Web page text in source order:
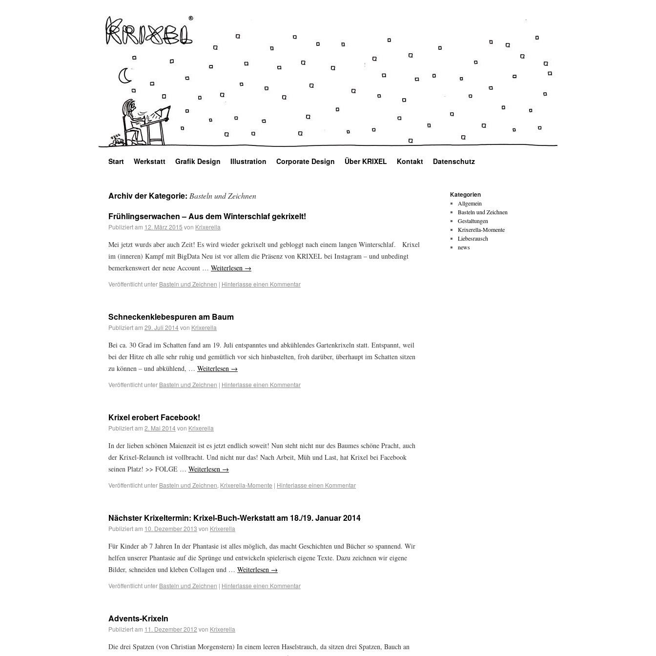
Start Werkstatt Grafik Design Illustration Corporate Design Über KRIXEL Kontakt Datenschutz
Archiv der Kategorie: Basteln und Zeichnen
Frühlingserwachen – Aus dem Winterschlaf gekrixelt!
Publiziert am 12. März 2015 von Krixerella
Mei jetzt wurds aber auch Zeit! Es wird wieder gekrixelt und gebloggt nach einem langen Winterschlaf. Krixel
im (inneren) Kampf mit BigData Neu ist vor allem die Präsenz von KRIXEL bei Instagram – und unbedingt
bemerkenswert der neue Account … Weiterlesen →
Veröffentlicht unter Basteln und Zeichnen | Hinterlasse einen Kommentar
Schneckenklebespuren am Baum
Publiziert am 29. Juli 2014von Krixerella
Bei ca. 30 Grad im Schatten fand am 19. Juli entspanntes und abkühlendes Gartenkrixeln statt. Entspannt, weil
bei der Hitze eh alle sehr ruhig und gemütlich vor sich hinbastelten, froh darüber, überhaupt im Schatten sitzen
zu können – und abkühlend, … Weiterlesen →
Veröffentlicht unter Basteln und Zeichnen | Hinterlasse einen Kommentar
Krixel erobert Facebook!
Publiziert am 2. Mai 2014von Krixerella
In der lieben schönen Maienzeit ist es jetzt endlich soweit! Nun steht nicht nur des Baumes schöne Pracht, auch
der Krixel-Relaunch ist vollbracht. Und nicht nur das! Nach Arbeit, Müh und Last, hat Krixel bei Facebook
seinen Platz! >> FOLGE … Weiterlesen →
Veröffentlicht unter Basteln und Zeichnen, Krixerella-Momente | Hinterlasse einen Kommentar
Nächster Krixeltermin: Krixel-Buch-Werkstatt am 18./19. Januar 2014
Publiziert am 10. Dezember 2013 von Krixerella
Für Kinder ab 7 Jahren In der Phantasie ist alles möglich, das macht Geschichten und Bücher so spannend. Wir
helfen unserer Phantasie auf die Sprünge und entwickeln spielerisch eigene Texte. Dazu zeichnen wir eigene
Bilder, schneiden und kleben Collagen und … Weiterlesen →
Veröffentlicht unter Basteln und Zeichnen | Hinterlasse einen Kommentar
Advents-Krixeln
Publiziert am 11. Dezember 2012 von Krixerella
Die drei Spatzen (von Christian Morgenstern) In einem leeren Haselstrauch, da sitzen drei Spatzen, Bauch an
Kategorien
Allgemein
Basteln und Zeichnen
Gestaltungen
Krixerella-Momente
Liebesrausch
news